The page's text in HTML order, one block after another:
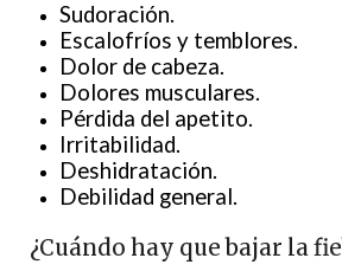
Sudoración.
Escalofríos y temblores.
Dolor de cabeza.
Dolores musculares.
Pérdida del apetito.
Irritabilidad.
Deshidratación.
Debilidad general.
¿Cuándo hay que bajar la